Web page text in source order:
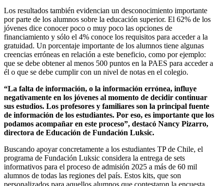
Los resultados también evidencian un desconocimiento importante
por parte de los alumnos sobre la educación superior. El 62% de los
jóvenes dice conocer poco o muy poco las opciones de
financiamiento y sólo el 4% conoce los requisitos para acceder a la
gratuidad. Un porcentaje importante de los alumnos tiene algunas
creencias erróneas en relación a este beneficio, como por ejemplo:
que se debe obtener al menos 500 puntos en la PAES para acceder a
él o que se debe cumplir con un nivel de notas en el colegio.
“La falta de información, o la información errónea, influye
negativamente en los jóvenes al momento de decidir continuar
sus estudios. Los profesores y familiares son la principal fuente
de información de los estudiantes. Por eso, es importante que los
podamos acompañar en este proceso”, destacó Nancy Pizarro,
directora de Educación de Fundación Luksic.
Buscando apoyar concretamente a los estudiantes TP de Chile, el
programa de Fundación Luksic considera la entrega de sets
informativos para el proceso de admisión 2025 a más de 60 mil
alumnos de todas las regiones del país. Estos kits, que son
personalizados para aquellos alumnos que contestaron la encuesta